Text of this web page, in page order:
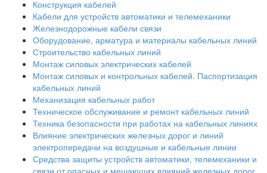
Конструкция кабелей
Кабели для устройств автоматики и телемеханики
Железнодорожные кабели связи
Оборудование, арматура и материалы кабельных линий
Строительство кабельных линий
Монтаж силовых электрических кабелей
Монтаж силовых и контрольных кабелей. Паспортизация
кабельных линий
Механизация кабельных работ
Техническое обслуживание и ремонт кабельных линий
Техника безопасности при работах на кабельных линиях
Влияние электрических железных дорог и линий
электропередачи на воздушные и кабельные линии
Средства защиты устройств автоматики, телемеханики и
связи от опасных и мешающих влияний железных дорог